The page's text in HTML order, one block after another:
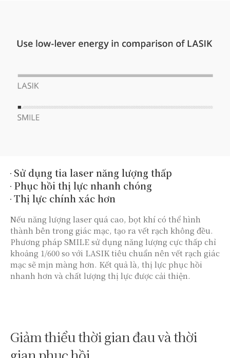
Sử dụng tia laser năng lượng thấp
Phục hồi thị lực nhanh chóng
Thị lực chính xác hơn
Nếu năng lượng laser quá cao, bọt khí có thể hình
thành bên trong giác mạc, tạo ra vết rạch không đều.
Phương pháp SMILE sử dụng năng lượng cực thấp chỉ
khoảng 1/600 so với LASIK tiêu chuẩn nên vết rạch giác
mạc sẽ mịn màng hơn. Kết quả là, thị lực phục hồi
nhanh hơn và chất lượng thị lực được cải thiện.
Giảm thiểu thời gian đauvà thời